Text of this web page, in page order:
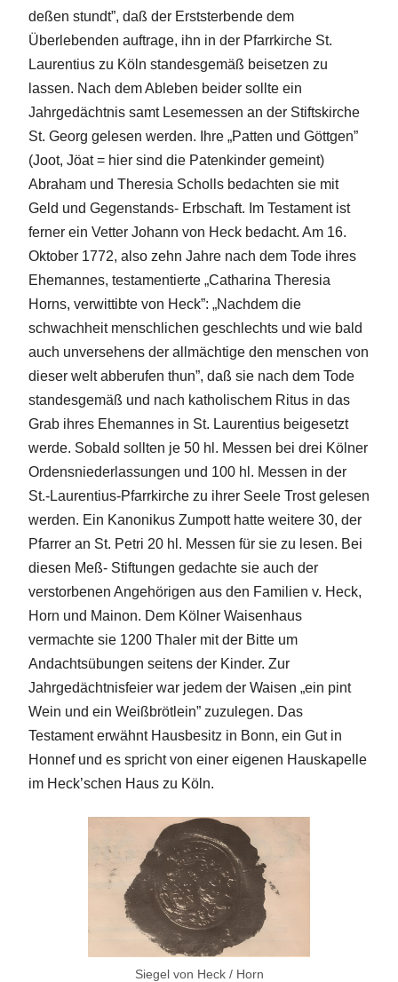
deßen stundt”, daß der Erststerbende dem
Überlebenden auftrage, ihn in der Pfarrkirche St.
Laurentius zu Köln standesgemäß beisetzen zu
lassen. Nach dem Ableben beider sollte ein
Jahrgedächtnis samt Lesemessen an der Stiftskirche
St. Georg gelesen werden. Ihre „Patten und Göttgen”
(Joot, Jöat = hier sind die Patenkinder gemeint)
Abraham und Theresia Scholls bedachten sie mit
Geld und Gegenstands- Erbschaft. Im Testament ist
ferner ein Vetter Johann von Heck bedacht. Am 16.
Oktober 1772, also zehn Jahre nach dem Tode ihres
Ehemannes, testamentierte „Catharina Theresia
Horns, verwittibte von Heck”: „Nachdem die
schwachheit menschlichen geschlechts und wie bald
auch unversehens der allmächtige den menschen von
dieser welt abberufen thun”, daß sie nach dem Tode
standesgemäß und nach katholischem Ritus in das
Grab ihres Ehemannes in St. Laurentius beigesetzt
werde. Sobald sollten je 50 hl. Messen bei drei Kölner
Ordensniederlassungen und 100 hl. Messen in der
St.-Laurentius-Pfarrkirche zu ihrer Seele Trost gelesen
werden. Ein Kanonikus Zumpott hatte weitere 30, der
Pfarrer an St. Petri 20 hl. Messen für sie zu lesen. Bei
diesen Meß- Stiftungen gedachte sie auch der
verstorbenen Angehörigen aus den Familien v. Heck,
Horn und Mainon. Dem Kölner Waisenhaus
vermachte sie 1200 Thaler mit der Bitte um
Andachtsübungen seitens der Kinder. Zur
Jahrgedächtnisfeier war jedem der Waisen „ein pint
Wein und ein Weißbrötlein” zuzulegen. Das
Testament erwähnt Hausbesitz in Bonn, ein Gut in
Honnef und es spricht von einer eigenen Hauskapelle
im Heck’schen Haus zu Köln.
Siegel von Heck / Horn